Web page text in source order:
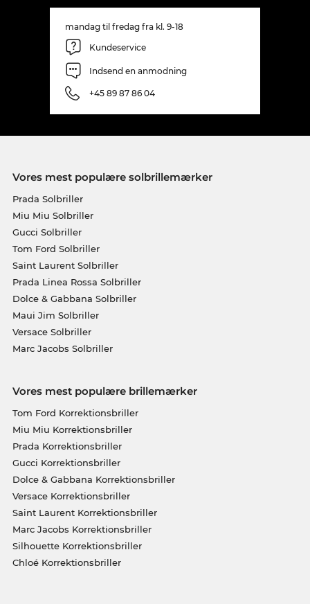
mandag til fredag fra kl. 9-18
Kundeservice
Indsend en anmodning
+45 89 87 86 04
Vores mest populære solbrillemærker
Prada Solbriller
Miu Miu Solbriller
Gucci Solbriller
Tom Ford Solbriller
Saint Laurent Solbriller
Prada Linea Rossa Solbriller
Dolce & Gabbana Solbriller
Maui Jim Solbriller
Versace Solbriller
Marc Jacobs Solbriller
Vores mest populære brillemærker
Tom Ford Korrektionsbriller
Miu Miu Korrektionsbriller
Prada Korrektionsbriller
Gucci Korrektionsbriller
Dolce & Gabbana Korrektionsbriller
Versace Korrektionsbriller
Saint Laurent Korrektionsbriller
Marc Jacobs Korrektionsbriller
Silhouette Korrektionsbriller
Chloé Korrektionsbriller